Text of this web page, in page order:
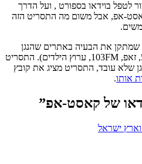
לטפל בוידאו בספורט , ועל הדרך
אפ, אבל משום מה התסריט הזה
שמתקן את הבעיה באתרים שהנגן
שלהם שייך לקאסט-אפ (ספורט 5, זאפ, 103FM, ערוץ הילדים). התסריט
שלא עובד, התסריט מציג את קובץ
אותו.
של קאסט-אפ”
ישראל